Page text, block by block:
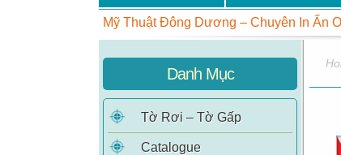
Ty In Mỹ Thuật Đông Dương – Chuyên In Ấn Offset –
Danh Mục
Tờ Rơi – Tờ Gấp
Catalogue